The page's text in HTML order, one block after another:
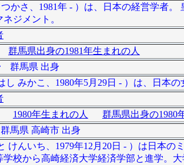
かさ、1981年 - ）は、日本の経営学者
ジメント。
群馬県出身の1981年生まれの人
群馬県 出身
し みかこ、1980年5月29日 - ）は、日本
1980年生まれの人
群馬県出身の1980
県 高崎市 出身
けんいち、1979年12月20日 - ）は日本
校から高崎経済大学経済学部と進学。